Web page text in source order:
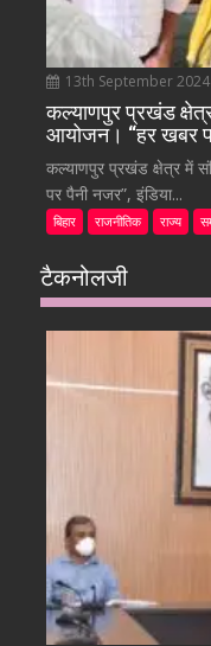
13th September 2024
कल्याणपुर प्रखंड
आयोजन। “हर खबर
कल्याणपुर प्रखंड क्षेत्र में
पर पैनी नजर”, इंडिया...
बिहार राजनीतिक राज्य
टैकनोलजी